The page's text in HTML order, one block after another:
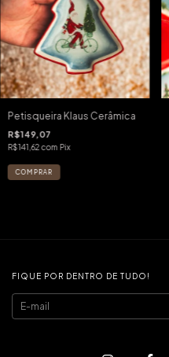
Petisqueira Klaus Cerâmica
R$149,07
R$141,62com Pix
FIQUE POR DENTRO DE TUDO!